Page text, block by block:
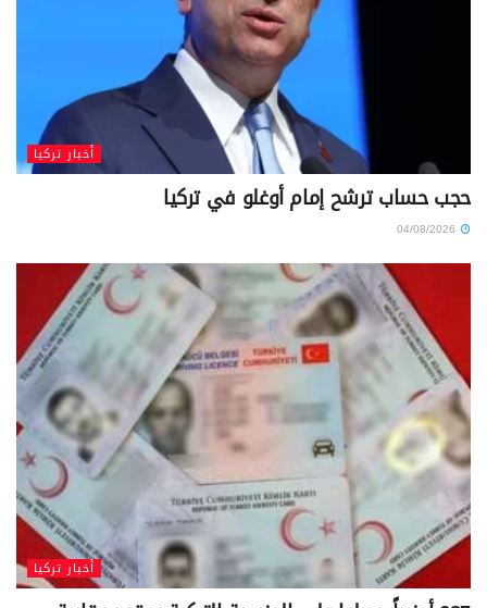
أخبار تركيا
حجب حساب ترشح إمام أوغلو في تركيا
أخبار تركيا